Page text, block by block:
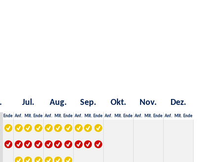
Jul. Aug. Sep. Okt. Nov. Dez.
Ende Anf. Mit. Ende Anf. Mit. Ende Anf. Mit. Ende Anf. Mit. Ende Anf. Mit. Ende Anf. Mit. Ende